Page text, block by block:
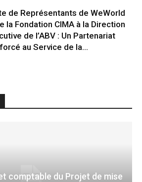
de Représentants de WeWorld
la Fondation CIMA à la Direction
de l’ABV : Un Partenariat
au Service de la...
comptable du Projet de mise